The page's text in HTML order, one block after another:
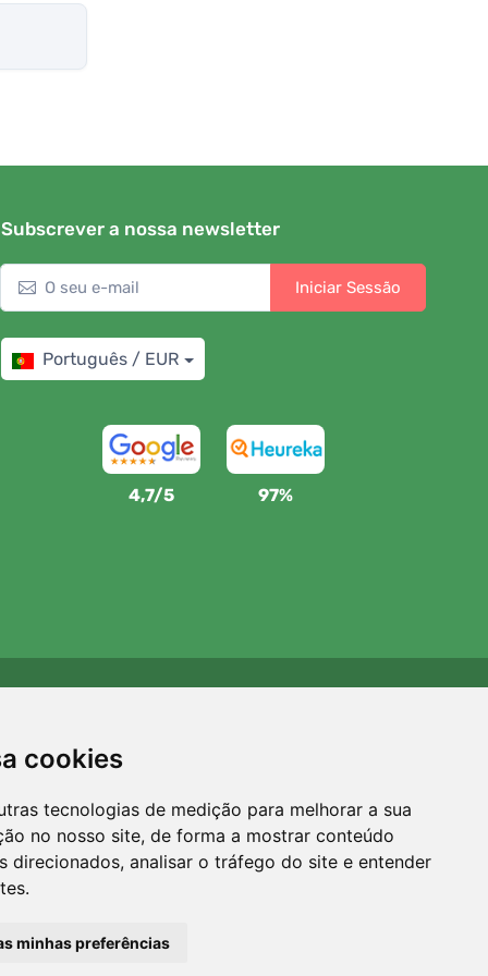
cookies
tecnologias de medição para melhorar a sua
no nosso site, de forma a mostrar conteúdo
direcionados, analisar o tráfego do site e entender
minhas preferências
Subscrever a nossa newsletter
Iniciar Sessão
Português / EUR
4,7/5 97%
Para cada encomenda plantamos uma árvore! Leia mais
Sobre nós